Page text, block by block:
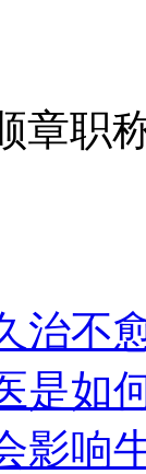
章职
治不
是如
影响